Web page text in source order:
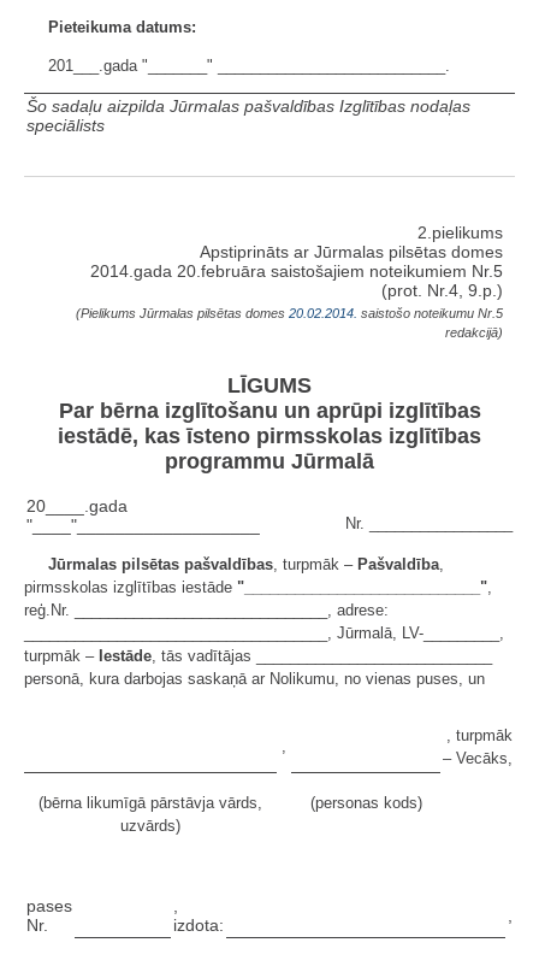
Pieteikuma datums:
201___.gada "_______" ___________________________.
Šo sadaļu aizpilda Jūrmalas pašvaldības Izglītības nodaļas
speciālists
2.pielikums
Apstiprināts ar Jūrmalas pilsētas domes
2014.gada 20.februāra saistošajiem noteikumiem Nr.5
(prot. Nr.4, 9.p.)
(Pielikums Jūrmalas pilsētas domes 20.02.2014. saistošo noteikumu Nr.5
redakcijā)
LĪGUMS
Par bērna izglītošanu un aprūpi izglītības
iestādē, kas īsteno pirmsskolas izglītības
programmu Jūrmalā
20____.gada
"____"___________________
Nr. _________________
Jūrmalas pilsētas pašvaldības, turpmāk – Pašvaldība,
pirmsskolas izglītības iestāde "____________________________",
reģ.Nr. ______________________________, adrese:
____________________________________, Jūrmalā, LV-_________,
turpmāk – Iestāde, tās vadītājas ____________________________
personā, kura darbojas saskaņā ar Nolikumu, no vienas puses, un
,
, turpmāk
– Vecāks,
(bērna likumīgā pārstāvja vārds,
uzvārds)
(personas kods)
pases
Nr.
,
izdota:
,